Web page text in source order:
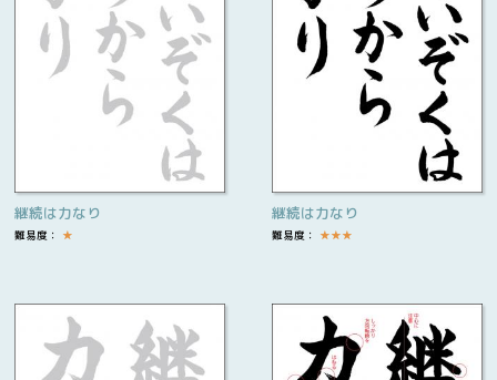
継続は力なり
難易度： ★
継続は力なり
難易度： ★★★